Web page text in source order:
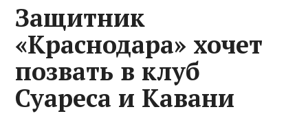
Защитник
«Краснодара» хочет
позвать в клуб
Суареса и Кавани